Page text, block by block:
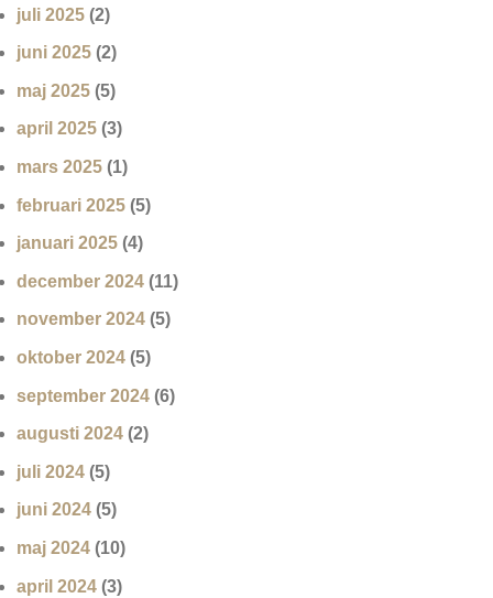
juli 2025 (2)
juni 2025 (2)
maj 2025 (5)
april 2025 (3)
mars 2025 (1)
februari 2025 (5)
januari 2025 (4)
december 2024 (11)
november 2024 (5)
oktober 2024 (5)
september 2024 (6)
augusti 2024 (2)
juli 2024 (5)
juni 2024 (5)
maj 2024 (10)
april 2024 (3)